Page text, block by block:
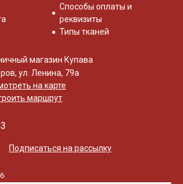
Способы оплаты и
реквизиты
Типы тканей
магазин Купава
ул. Ленина, 79а
на карте
маршрут
Подписаться на рассылку